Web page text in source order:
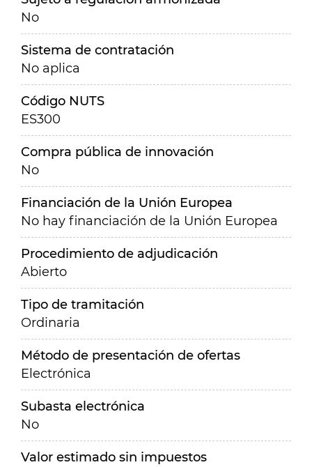
No
Sistema de contratación
No aplica
Código NUTS
ES300
Compra pública de innovación
No
Financiación de la Unión Europea
No hay financiación de la Unión Europea
Procedimiento de adjudicación
Abierto
Tipo de tramitación
Ordinaria
Método de presentación de ofertas
Electrónica
Subasta electrónica
No
Valor estimado sin impuestos